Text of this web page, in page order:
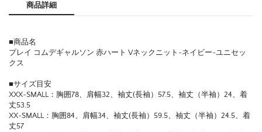
商品詳細
■商品名
プレイ コムデギャルソン 赤ハート Vネックニット-ネイビー-ユニセッ
クス
■サイズ目安
XXX-SMALL：胸囲78、肩幅32、袖丈(長袖）57.5、袖丈（半袖）24、着
丈53.5
XX-SMALL：胸囲84、肩幅34、袖丈(長袖）59.5、袖丈（半袖）24.5、着
丈57